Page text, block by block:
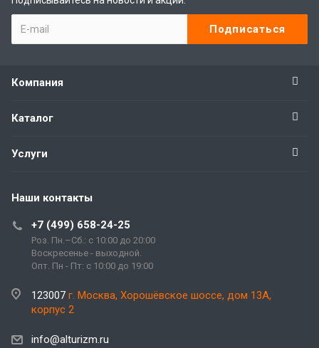
Компания
Каталог
Услуги
Наши контакты
+7 (499) 658-24-25
Роз. Пн.–Сб.: с 10:00 до 20:00
Воскресенье - выходной.
Опт. Пн - Пт: с 10:00 до 19:00
123007 г. Москва, Хорошёвское шоссе, дом 13А,
корпус 2
info@alturizm.ru